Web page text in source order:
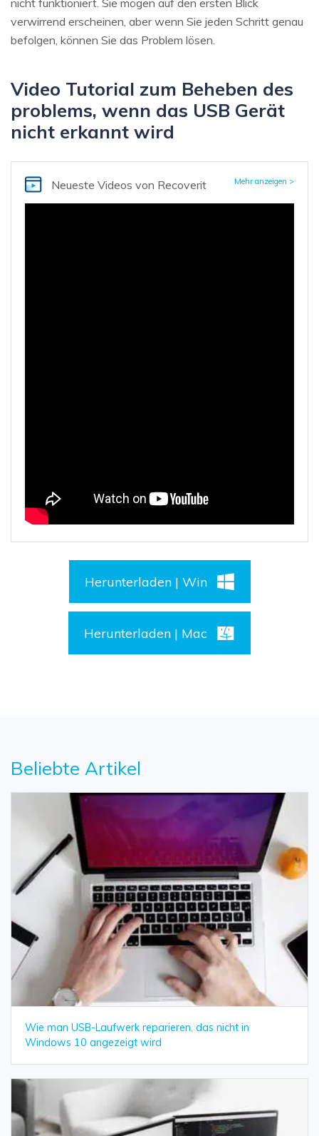
nicht funktioniert. Sie mögen auf den ersten Blick
verwirrend erscheinen, aber wenn Sie jeden Schritt genau
befolgen, können Sie das Problem lösen.
Video Tutorial zum Beheben des
problems, wenn das USB Gerät
nicht erkannt wird
Neueste Videos von Recoverit Mehr anzeigen >
Herunterladen | Win
Herunterladen | Mac
Beliebte Artikel
Wie man USB-Laufwerk reparieren, das nicht in
Windows 10 angezeigt wird